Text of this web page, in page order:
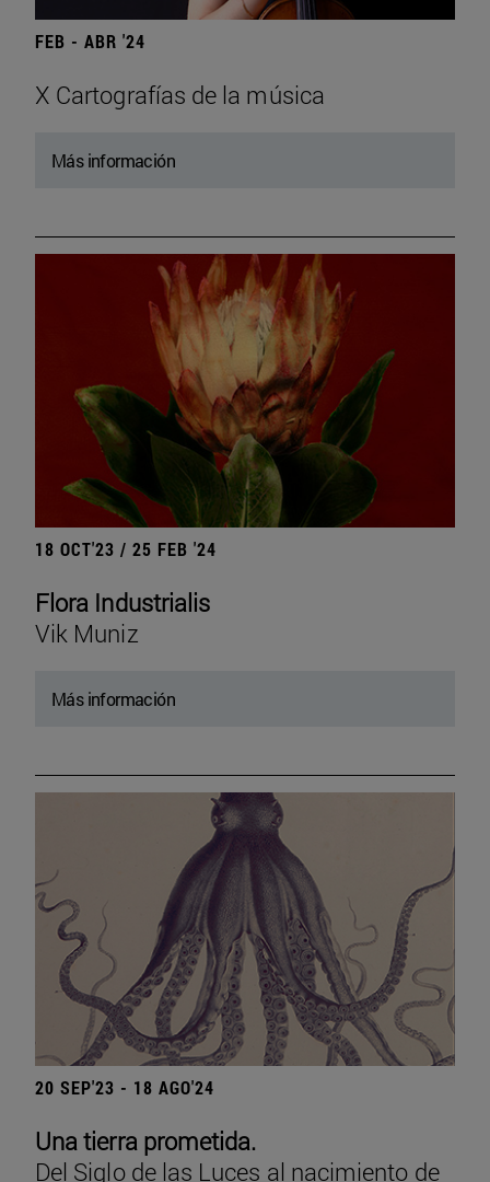
FEB - ABR '24
X Cartografías de la música
Más información
18 OCT'23 / 25 FEB '24
Flora Industrialis
Vik Muniz
Más información
20 SEP'23 - 18 AGO'24
Una tierra prometida.
Del Siglo de las Luces al nacimiento de